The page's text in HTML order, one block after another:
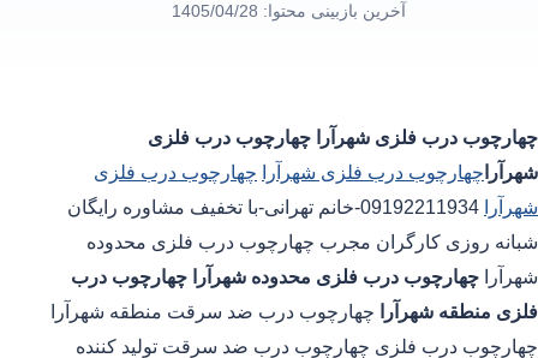
آخرین بازبینی محتوا: 1405/04/28
چهارچوب درب فلزی شهرآرا
چهارچوب درب فلزی
شهرآرا چهارچوب درب فلزی شهرآرا
چهارچوب درب فلزی
شهرآرا
09192211934-خانم تهرانی-با تخفیف مشاوره رایگان
شبانه روزی کارگران مجرب چهارچوب درب فلزی محدوده
شهرآرا چهارچوب درب فلزی محدوده شهرآرا
چهارچوب درب
فلزی منطقه شهرآرا
چهارچوب درب ضد سرقت منطقه شهرآرا
چهارچوب درب فلزی چهارچوب درب ضد سرقت تولید کننده